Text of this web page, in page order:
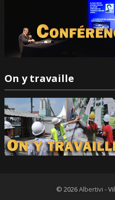
On y travaille
© 2026Albertivi -